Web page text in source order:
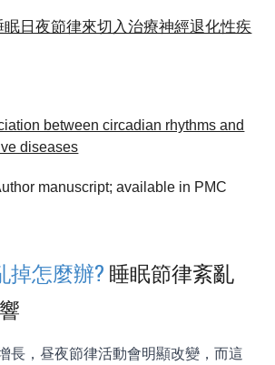
日夜節律來切入治療神經退化性疾
between circadian rhythms and
diseases
manuscript; available in PMC
掉怎麼辦? 睡眠節律紊亂
長，昼夜節律活動會明顯改變，而這